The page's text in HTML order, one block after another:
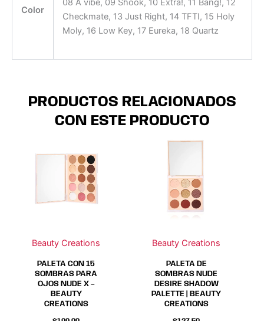
Color
08 A vibe, 09 Shook, 10 Extra!, 11 Bang!, 12
Checkmate, 13 Just Right, 14 TFTI, 15 Holy
Moly, 16 Low Key, 17 Eureka, 18 Quartz
PRODUCTOS RELACIONADOS
CON ESTE PRODUCTO
Beauty Creations
PALETA CON 15
SOMBRAS PARA
OJOS NUDE X –
BEAUTY
CREATIONS
Beauty Creations
PALETA DE
SOMBRAS NUDE
DESIRE SHADOW
PALETTE | BEAUTY
CREATIONS